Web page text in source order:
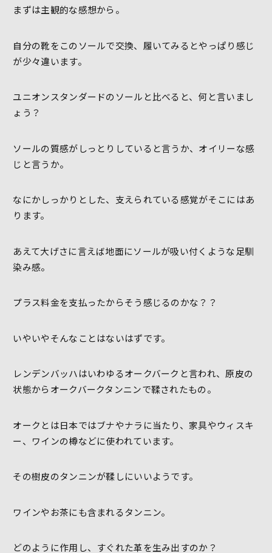
まずは主観的な感想から。
自分の靴をこのソールで交換、履いてみるとやっぱり感じ
が少々違います。
ユニオンスタンダードのソールと比べると、何と言いまし
ょう？
ソールの質感がしっとりしていると言うか、オイリーな感
じと言うか。
なにかしっかりとした、支えられている感覚がそこにはあ
ります。
あえて大げさに言えば地面にソールが吸い付くような足馴
染み感。
プラス料金を支払ったからそう感じるのかな？？
いやいやそんなことはないはずです。
レンデンバッハはいわゆるオークバークと言われ、原皮の
状態からオークバークタンニンで鞣されたもの。
オークとは日本ではブナやナラに当たり、家具やウィスキ
ー、ワインの樽などに使われています。
その樹皮のタンニンが鞣しにいいようです。
ワインやお茶にも含まれるタンニン。
どのように作用し、すぐれた革を生み出すのか？